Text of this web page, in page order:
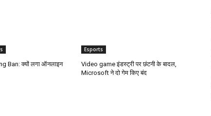
Ban: क्यों लगा ऑनलाइन
Esports
Video game इंडस्ट्री पर छंटनी के बादल,
Microsoft ने दो गेम किए बंद